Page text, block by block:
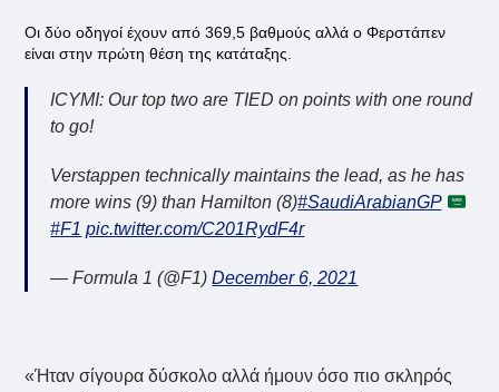
Οι δύο οδηγοί έχουν από 369,5 βαθμούς αλλά ο Φερστάπεν
είναι στην πρώτη θέση της κατάταξης.
ICYMI: Our top two are TIED on points with one round
to go!
Verstappen technically maintains the lead, as he has
more wins (9) than Hamilton (8)#SaudiArabianGP
#F1 pic.twitter.com/C201RydF4r
— Formula 1 (@F1)December 6, 2021
«Ήταν σίγουρα δύσκολο αλλά ήμουν όσο πιο σκληρός